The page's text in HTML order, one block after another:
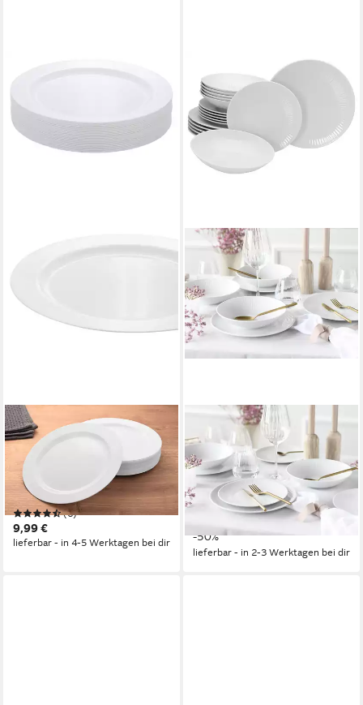
GRÄWE
Teller-Set Kuchenteller (25-
tlg), Kunststoff, Gräwe
Mehrwegteller (Kuchenteller)
aus Kunststoff, 19 cm, 25
Stück
(6)
9,99 €
lieferbar - in 4-5 Werktagen bei dir
CREATABLE
Teller-Set Valencia Weiß,
Teller Set 18-tlg (18-tlg), 6
Personen, Porzellan, Elegant,
Boho Chic
90,26 € UVP179,99 €
-50%
lieferbar - in 2-3 Werktagen bei dir